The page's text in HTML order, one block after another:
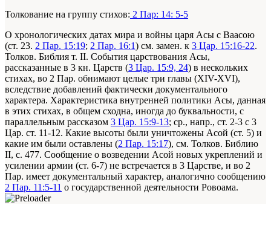
Толкование на группу стихов: 2 Пар: 14: 5-5
О хронологических датах мира и войны царя Асы с Ваасою
(ст. 23. 2 Пар. 15:19; 2 Пар. 16:1) см. замен. к 3 Цар. 15:16-22.
Толков. Библия т. II. События царствования Асы,
рассказанные в 3 кн. Царств (3 Цар. 15:9, 24) в нескольких
стихах, во 2 Пар. обнимают целые три главы (XIV-XVI),
вследствие добавлений фактически документального
характера. Характеристика внутренней политики Асы, данная
в этих стихах, в общем сходна, иногда до буквальности, с
параллельным рассказом 3 Цар. 15:9-13; ср., напр., ст. 2-3 с 3
Цар. ст. 11-12. Какие высоты были уничтожены Асой (ст. 5) и
какие им были оставлены (2 Пар. 15:17), см. Толков. Библию
II, с. 477. Сообщение о возведении Асой новых укреплений и
усилении армии (ст. 6-7) не встречается в 3 Царстве, и во 2
Пар. имеет документальный характер, аналогично сообщению
2 Пар. 11:5-11 о государственной деятельности Ровоама.